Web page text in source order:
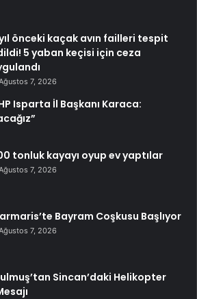
önceki kaçak avın failleri tespit
5 yaban keçisi için ceza
7, 2026
Isparta İl Başkanı Karaca:
tonluk kayayı oyup ev yaptılar
7, 2026
Bayram Coşkusu Başlıyor
7, 2026
Sincan’daki Helikopter